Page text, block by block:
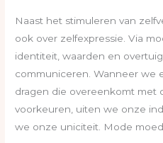
Naast het stimuleren van
ook over zelfexpressie. Via
identiteit, waarden en
communiceren. Wanneer we
dragen die overeenkomt met
voorkeuren, uiten we onze
we onze uniciteit. Mode